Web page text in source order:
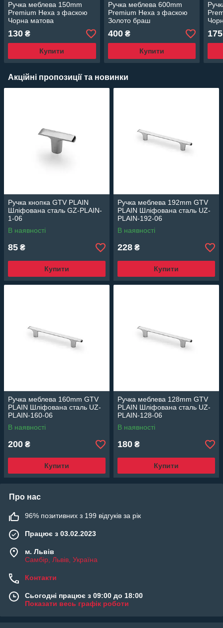
Ручка меблева 150mm
Premium Hexa з фаскою
Чорна матова
130 ₴
Купити
Ручка меблева 600mm
Premium Hexa з фаскою
Золото браш
400₴
Купити
175
Акційні пропозиції та новинки
Ручка кнопка GTV PLAIN
Шліфована сталь GZ-PLAIN-
1-06
В наявності
85 ₴
Купити
Ручка меблева 192mm GTV
PLAIN Шліфована сталь UZ-
PLAIN-192-06
В наявності
228 ₴
Купити
Ручка меблева 160mm GTV
PLAIN Шліфована сталь UZ-
PLAIN-160-06
В наявності
200 ₴
Купити
Ручка меблева 128mm GTV
PLAIN Шліфована сталь UZ-
PLAIN-128-06
В наявності
180 ₴
Купити
Про нас
96% позитивних з 199 відгуків за рік
Працює з 03.02.2023
м. Львів
Самбір, Львів, Україна
Контакти
Сьогодні працює з 09:00 до 18:00
Показати весь графік роботи